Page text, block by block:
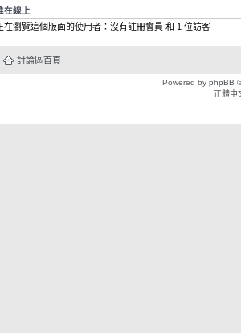
在線上
在瀏覽這個版面的使用者：沒有註冊會員 和 1 位訪客
討論區首頁
Powered by phpBB
正體中